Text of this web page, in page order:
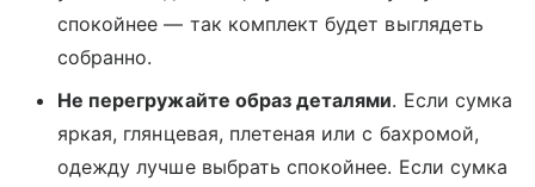
спокойнее — так комплект будет выглядеть
собранно.
Не перегружайте образ деталями. Если сумка
яркая, глянцевая, плетеная или с бахромой,
одежду лучше выбрать спокойнее. Если сумка